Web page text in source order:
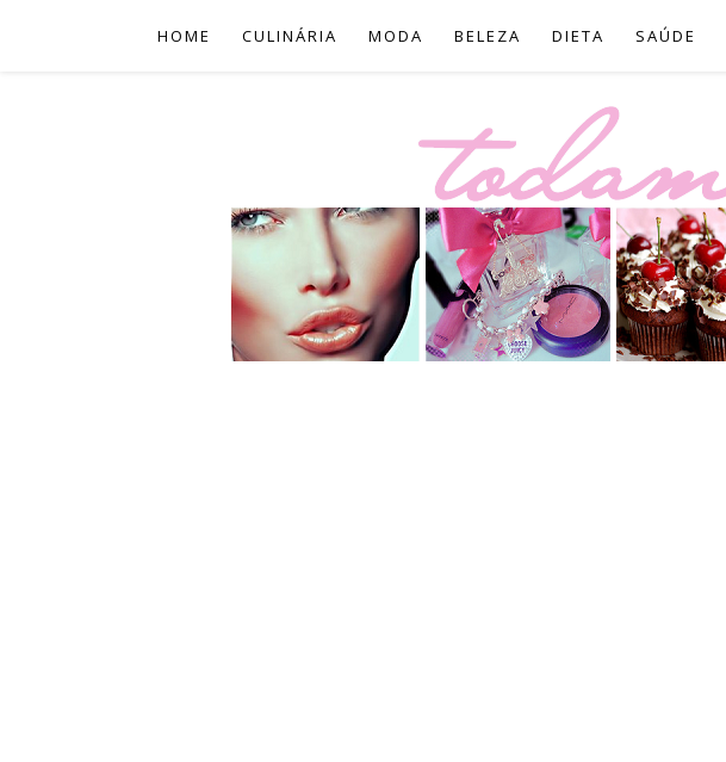
HOME CULINÁRIA MODA BELEZA DIETA SAÚDE